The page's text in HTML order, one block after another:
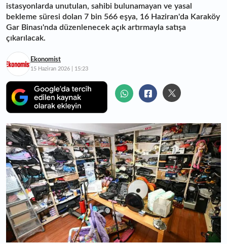
istasyonlarda unutulan, sahibi bulunamayan ve yasal
bekleme süresi dolan 7 bin 566 eşya, 16 Haziran'da Karaköy
Gar Binası'nda düzenlenecek açık artırmayla satışa
çıkarılacak.
Ekonomist
15 Haziran 2026 | 15:23